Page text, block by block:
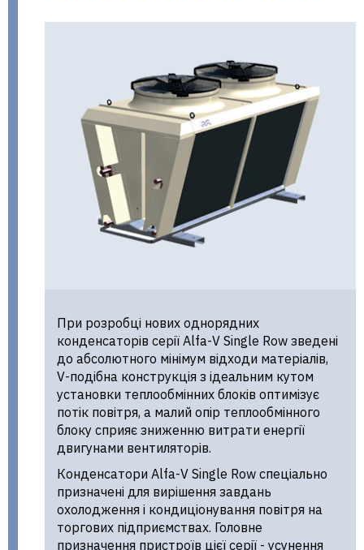
При розробці нових однорядних
конденсаторів серії Alfa-V Single Row зведені
до абсолютного мінімум відходи матеріалів,
V-подібна конструкція з ідеальним кутом
установки теплообмінних блоків оптимізує
потік повітря, а малий опір теплообмінного
блоку сприяє зниженню витрати енергії
двигунами вентиляторів.
Конденсатори Alfa-V Single Row спеціально
призначені для вирішення завдань
охолодження і кондиціонування повітря на
торгових підприємствах. Головне
призначення пристроїв цієї серії - усунення